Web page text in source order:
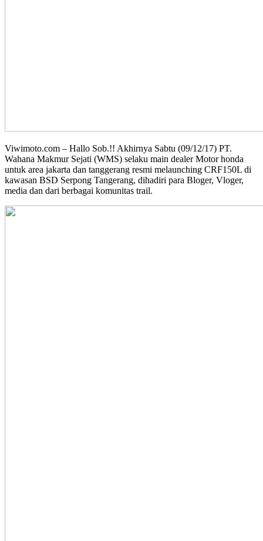
Viwimoto.com – Hallo Sob.!! Akhirnya Sabtu (09/12/17) PT.
Wahana Makmur Sejati (WMS) selaku main dealer Motor honda
untuk area jakarta dan tanggerang resmi melaunching CRF150L di
kawasan BSD Serpong Tangerang, dihadiri para Bloger, Vloger,
media dan dari berbagai komunitas trail.